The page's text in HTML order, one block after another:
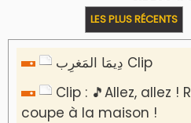
LES PLUS RÉCENTS
دِيمَا المَغرِب Clip
Clip : 🎵Allez, allez
coupe à la maison !